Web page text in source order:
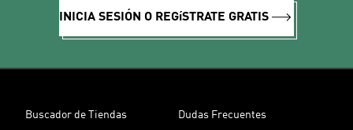
INICIA SESIÓN O REGíSTRATE GRATIS
Buscador de Tiendas Dudas Frecuentes